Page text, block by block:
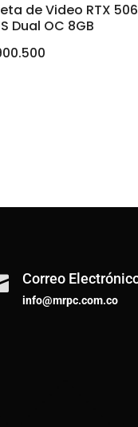
de Video RTX
Dual OC 8GB
Correo
info@mrpc.com.co